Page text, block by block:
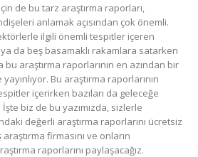
de bu tarz araştırma raporları,
anlamak açısından çok önemli.
ilgili önemli tespitler içeren
ya da beş basamaklı rakamlara satarken
bu araştırma raporlarının en azından bir
Bu araştırma raporlarının
içerirken bazıları da geleceğe
biz de bu yazımızda, sizlerle
değerli araştırma raporlarını ücretsiz
firmasını ve onların
raporlarını paylaşacağız.